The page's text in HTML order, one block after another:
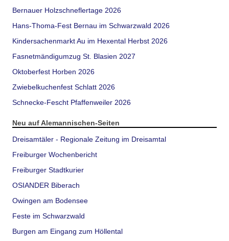
Bernauer Holzschneflertage 2026
Hans-Thoma-Fest Bernau im Schwarzwald 2026
Kindersachenmarkt Au im Hexental Herbst 2026
Fasnetmändigumzug St. Blasien 2027
Oktoberfest Horben 2026
Zwiebelkuchenfest Schlatt 2026
Schnecke-Fescht Pfaffenweiler 2026
Neu auf Alemannischen-Seiten
Dreisamtäler - Regionale Zeitung im Dreisamtal
Freiburger Wochenbericht
Freiburger Stadtkurier
OSIANDER Biberach
Owingen am Bodensee
Feste im Schwarzwald
Burgen am Eingang zum Höllental